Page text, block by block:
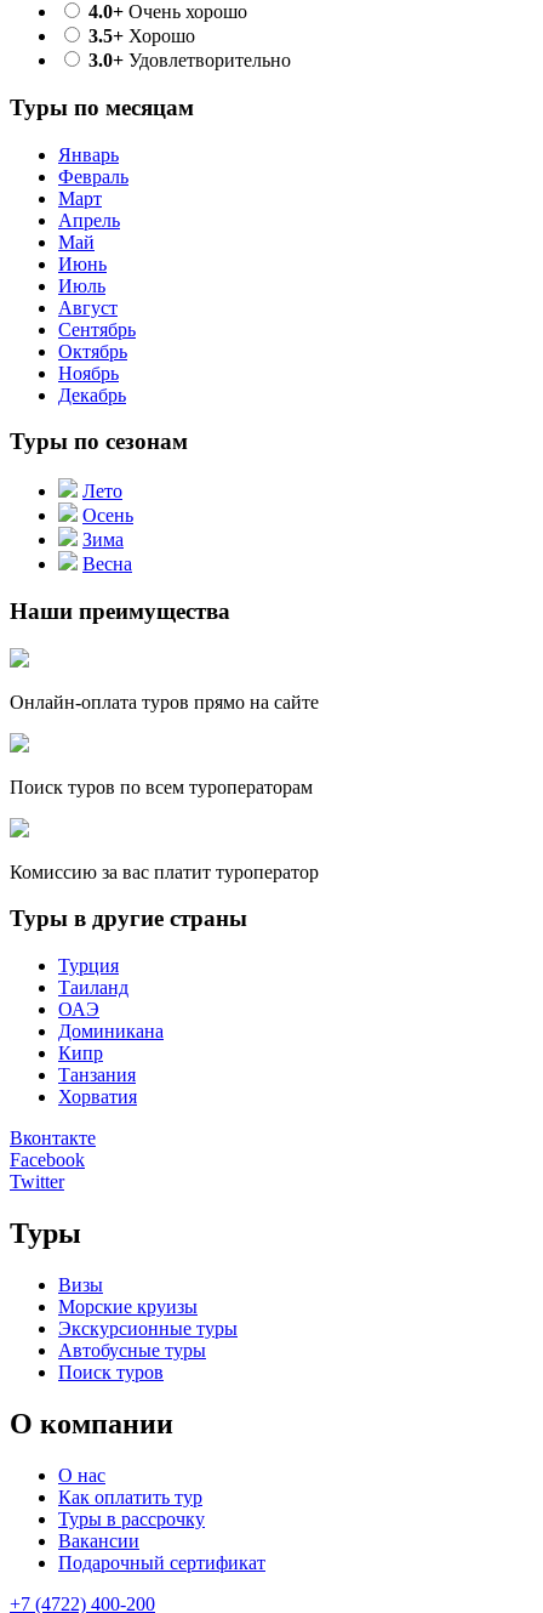
4.0+ Очень хорошо
3.5+ Хорошо
3.0+ Удовлетворительно
Туры по месяцам
Январь
Февраль
Март
Апрель
Май
Июнь
Июль
Август
Сентябрь
Октябрь
Ноябрь
Декабрь
Туры по сезонам
Лето
Осень
Зима
Весна
Наши преимущества
Онлайн-оплата туров прямо на сайте
Поиск туров по всем туроператорам
Комиссию за вас платит туроператор
Туры в другие страны
Турция
Таиланд
ОАЭ
Доминикана
Кипр
Танзания
Хорватия
Вконтакте
Facebook
Twitter
Туры
Визы
Морские круизы
Экскурсионные туры
Автобусные туры
Поиск туров
О компании
О нас
Как оплатить тур
Туры в рассрочку
Вакансии
Подарочный сертификат
+7 (4722) 400-200